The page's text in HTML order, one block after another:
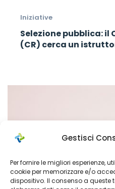
Gestisci
Per fornire le migliori esperienze,
cookie per memorizzare e/o
dispositivo. Il consenso a queste
Iniziative
Selezione pubblica: il
(CR) cerca un